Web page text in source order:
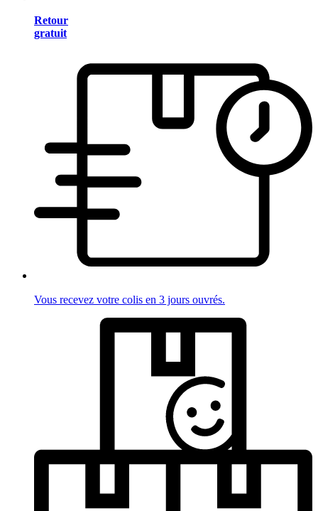
Retour
gratuit
Vous recevez votre colis en 3 jours ouvrés.